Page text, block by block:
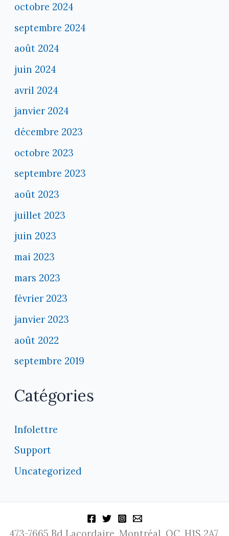
octobre 2024
septembre 2024
août 2024
juin 2024
avril 2024
janvier 2024
décembre 2023
octobre 2023
septembre 2023
août 2023
juillet 2023
juin 2023
mai 2023
mars 2023
février 2023
janvier 2023
août 2022
septembre 2019
Catégories
Infolettre
Support
Uncategorized